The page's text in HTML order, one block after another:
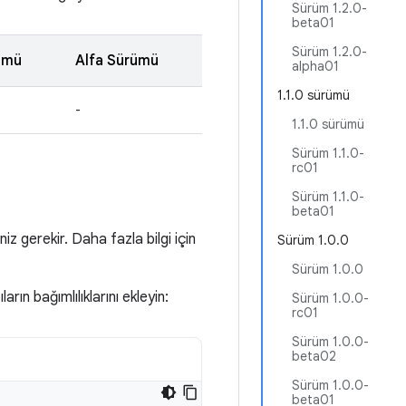
Sürüm 1.2.0-
beta01
Sürüm 1.2.0-
alpha01
1.1.0 sürümü
1.1.0 sürümü
Sürüm 1.1.0-
rc01
Sürüm 1.1.0-
beta01
Sürüm 1.0.0
Sürüm 1.0.0
Sürüm 1.0.0-
rc01
Sürüm 1.0.0-
beta02
Sürüm 1.0.0-
beta01
Alfa Sürümü
-
gerekir. Daha fazla bilgi için
bağımlılıklarını ekleyin: